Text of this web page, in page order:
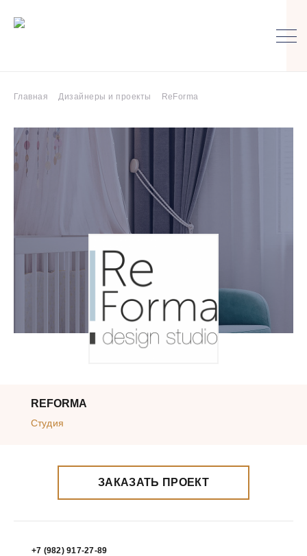
Главная Дизайнеры и проекты ReForma
REFORMA
Студия
ЗАКАЗАТЬ ПРОЕКТ
+7 (982) 917-27-89